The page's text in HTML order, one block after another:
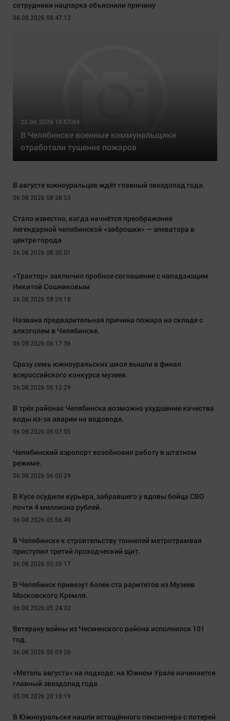
сотрудники нацпарка объяснили причину
06.08.2026 08:47:13
22.06.2026 15:57:04
В Челябинске военные коммунальщики
отработали тушение пожаров
В августе южноуральцев ждёт главный звездопад года.
06.08.2026 08:38:53
Стало известно, когда начнётся преображение
легендарной челябинской «заброшки» — элеватора в
центре города
06.08.2026 08:35:01
«Трактор» заключил пробное соглашение с нападающим
Никитой Сошниковым
06.08.2026 08:29:18
Названа предварительная причина пожара на складе с
алкоголем в Челябинске.
06.08.2026 06:17:36
Сразу семь южноуральских школ вышли в финал
всероссийского конкурса музеев.
06.08.2026 06:12:29
В трёх районах Челябинска возможно ухудшение качества
воды из-за аварии на водоводе.
06.08.2026 06:07:55
Челябинский аэропорт возобновил работу в штатном
режиме.
06.08.2026 06:00:29
В Кусе осудили курьера, забравшего у вдовы бойца СВО
почти 4 миллиона рублей.
06.08.2026 05:56:49
В Челябинске к строительству тоннелей метротрамвая
приступил третий проходческий щит.
06.08.2026 05:35:17
В Челябинск привезут более ста раритетов из Музеев
Московского Кремля.
06.08.2026 05:24:32
Ветерану войны из Чесменского района исполнился 101
год.
06.08.2026 05:09:26
«Метель августа» на подходе: на Южном Урале начинается
главный звездопад года
05.08.2026 20:10:19
В Южноуральске нашли истощённого пенсионера с потерей